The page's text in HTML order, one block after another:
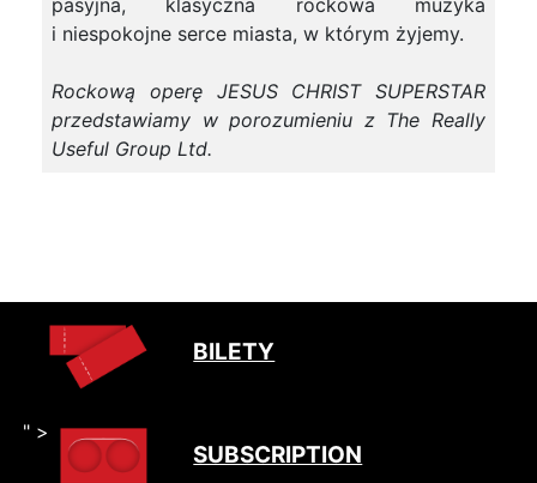
i niespokojne serce miasta, w którym żyjemy.
Rockową operę JESUS CHRIST SUPERSTAR
przedstawiamy w porozumieniu z The Really
Useful Group Ltd.
BILETY
" >
SUBSCRIPTION